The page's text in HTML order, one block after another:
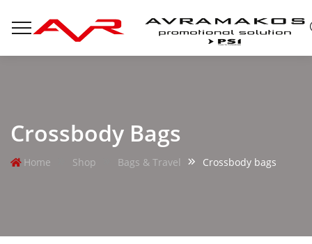
Crossbody Bags
Home Shop Bags & Travel Crossbody bags